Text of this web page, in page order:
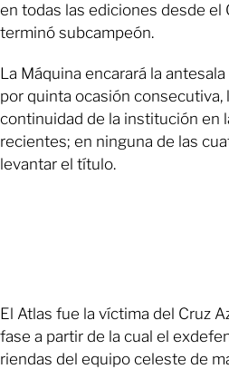
en todas las ediciones desde el
terminó subcampeón.
La Máquina encarará la
por quinta ocasión consecutiva,
continuidad de la institución en
recientes; en ninguna de las
levantar el título.
El Atlas fue la víctima del Cruz
fase a partir de la cual el
riendas del equipo celeste de